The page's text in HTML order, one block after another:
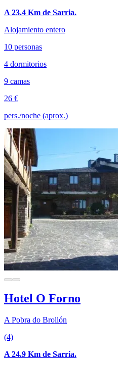
A 23.4 Km de Sarria.
Alojamiento entero
10 personas
4 dormitorios
9 camas
26 €
pers./noche (aprox.)
Hotel O Forno
A Pobra do Brollón
(4)
A 24.9 Km de Sarria.